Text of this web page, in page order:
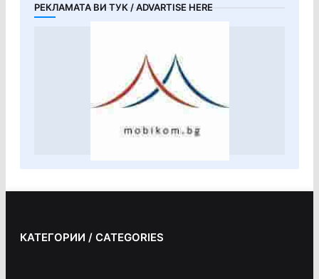
РЕКЛАМАТА ВИ ТУК / ADVARTISE HERE
КАТЕГОРИИ / CATEGORIES